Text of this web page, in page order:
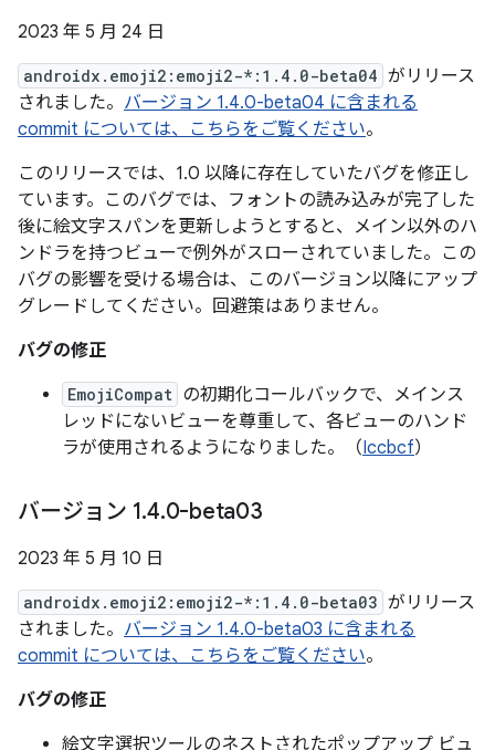
2023 年 5 月 24 日
androidx.emoji2:emoji2-*:1.4.0-beta04 がリリース
されました。 バージョン 1.4.0-beta04 に含まれる
commit については、こちらをご覧ください。
このリリースでは、1.0 以降に存在していたバグを修正し
ています。このバグでは、フォントの読み込みが完了した
後に絵文字スパンを更新しようとすると、メイン以外のハ
ンドラを持つビューで例外がスローされていました。この
バグの影響を受ける場合は、このバージョン以降にアップ
グレードしてください。回避策はありません。
バグの修正
EmojiCompat の初期化コールバックで、メインス
レッドにないビューを尊重して、各ビューのハンド
ラが使用されるようになりました。（Iccbcf）
バージョン 1.4.0-beta03
2023 年 5 月 10 日
androidx.emoji2:emoji2-*:1.4.0-beta03 がリリース
されました。 バージョン 1.4.0-beta03 に含まれる
commit については、こちらをご覧ください。
バグの修正
絵文字選択ツールのネストされたポップアップ ビュ